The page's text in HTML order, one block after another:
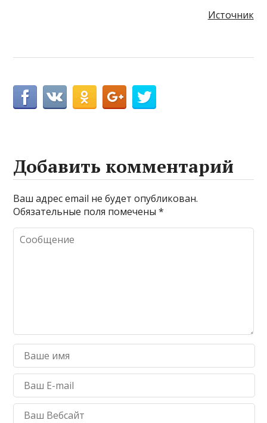
Источник
Добавить комментарий
Ваш адрес email не будет опубликован.
Обязательные поля помечены*